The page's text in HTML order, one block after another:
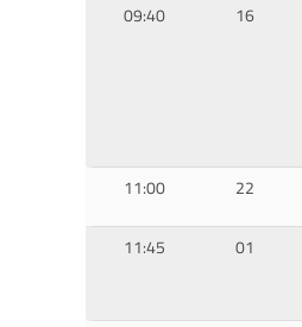
09:40 16
11:00 22
11:45 01